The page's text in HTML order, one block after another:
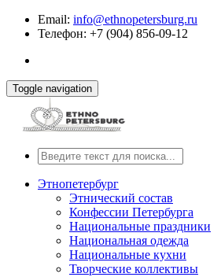
Email: info@ethnopetersburg.ru
Телефон: +7 (904) 856-09-12
Toggle navigation
Этнопетербург
Этнический состав
Конфессии Петербурга
Национальные праздники
Национальная одежда
Национальные кухни
Творческие коллективы